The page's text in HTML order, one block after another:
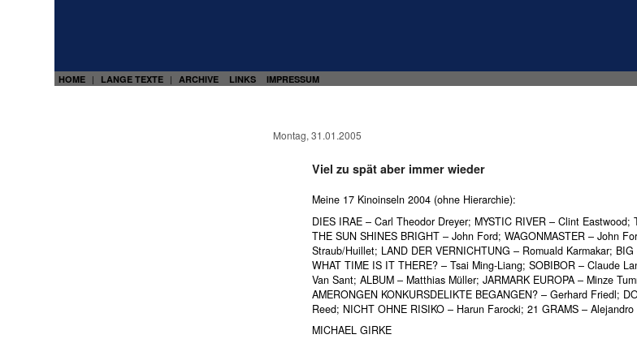
HOME | LANGE TEXTE | ARCHIVE LINKS IMPRESSUM
Montag, 31.01.2005
Viel zu spät aber immer wieder
Meine 17 Kinoinseln 2004 (ohne Hierarchie):
DIES IRAE – Carl Theodor Dreyer; MYSTIC RIVER – Clint Eastwood;
THE SUN SHINES BRIGHT – John Ford; WAGONMASTER – John
Straub/Huillet; LAND DER VERNICHTUNG – Romuald Karmakar;
WHAT TIME IS IT THERE? – Tsai Ming-Liang; SOBIBOR – Claude
Van Sant; ALBUM – Matthias Müller; JARMARK EUROPA – Minze
AMERONGEN KONKURSDELIKTE BEGANGEN? – Gerhard Friedl;
Reed; NICHT OHNE RISIKO – Harun Farocki; 21 GRAMS –
MICHAEL GIRKE